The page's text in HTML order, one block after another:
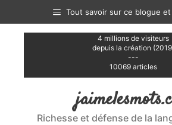
contenu
Tout savoir sur ce blogue
4 millions de visiteurs
depuis la création
---
10069 articles
Richesse et défense de la